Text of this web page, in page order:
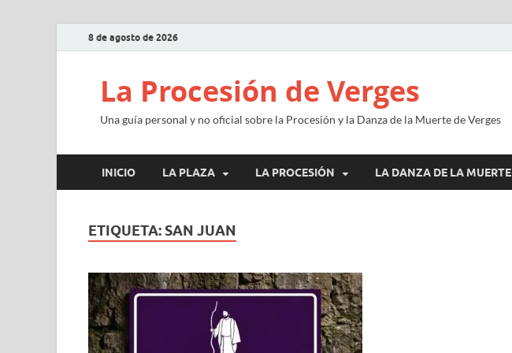
8 de agosto de 2026
La Procesión de Verges
Una guía personal y no oficial sobre la Procesión y la Danza de la Muerte de Verges
INICIO LA PLAZA LA PROCESIÓN LA DANZA DE LA MUERTE
ETIQUETA: SAN JUAN